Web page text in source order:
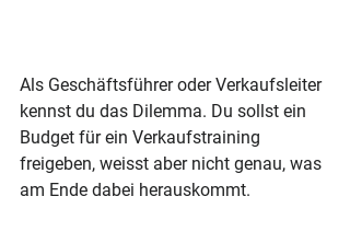
Als Geschäftsführer oder Verkaufsleiter
kennst du das Dilemma. Du sollst ein
Budget für ein Verkaufstraining
freigeben, weisst aber nicht genau, was
am Ende dabei herauskommt.